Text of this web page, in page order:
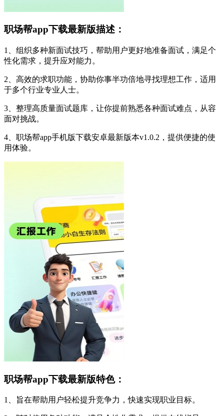
职场帮app下载最新版描述：
1、组织多种新面试技巧，帮助用户更好地准备面试，满足个
性化需求，提升应对能力。
2、高效的求职功能，协助你事半功倍地寻找理想工作，适用
于多个行业专业人士。
3、整理高质量面试题库，让你提前熟悉各种面试难点，从容
面对挑战。
4、职场帮app手机版下载安卓最新版本v1.0.2，提供便捷的使
用体验。
职场帮app下载最新版特色：
1、旨在帮助用户轻松提升竞争力，快速实现职业目标。